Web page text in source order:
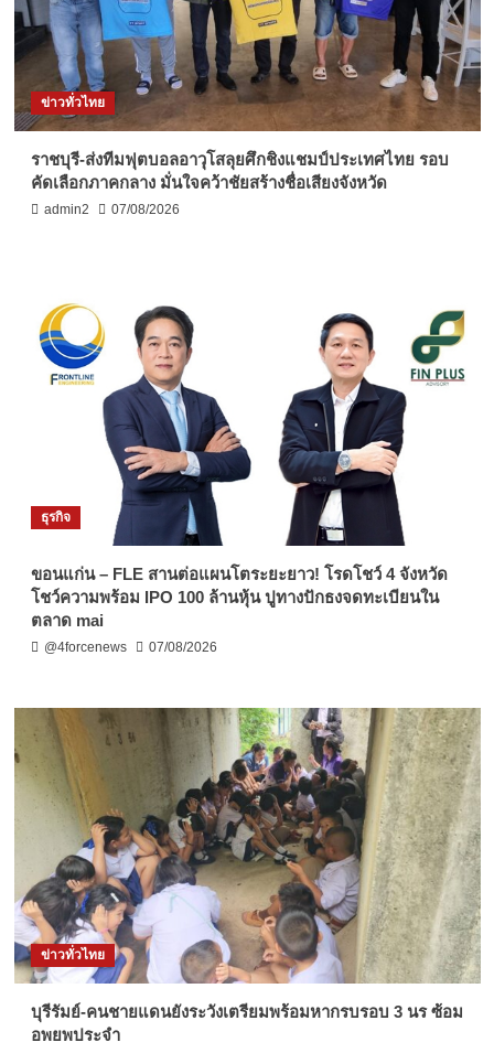
ข่าวทั่วไทย
ราชบุรี-ส่งทีมฟุตบอลอาวุโสลุยศึกชิงแชมป์ประเทศไทย รอบ
คัดเลือกภาคกลาง มั่นใจคว้าชัยสร้างชื่อเสียงจังหวัด
admin2 07/08/2026
ธุรกิจ
ขอนแก่น – FLE สานต่อแผนโตระยะยาว! โรดโชว์ 4 จังหวัด
โชว์ความพร้อม IPO 100 ล้านหุ้น ปูทางปักธงจดทะเบียนใน
ตลาด mai
@4forcenews 07/08/2026
ข่าวทั่วไทย
บุรีรัมย์-คนชายแดนยังระวังเตรียมพร้อมหากรบรอบ 3 นร ซ้อม
อพยพประจำ